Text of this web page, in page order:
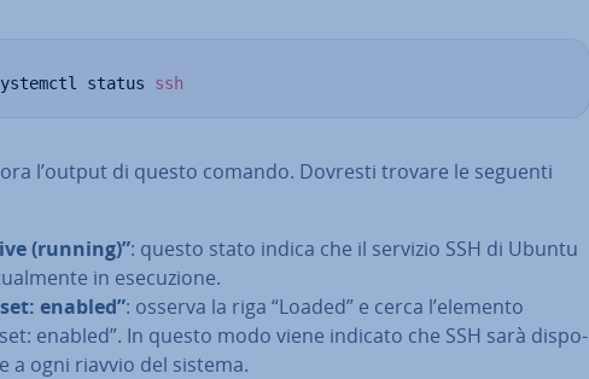
status ssh
l’output di questo comando. Dovresti trovare le seguenti
(running)”: questo stato indica che il servizio SSH di Ubuntu
in ese­cu­zio­ne.
enabled”: osserva la riga “Loaded” e cerca l’elemento
enabled”. In questo modo viene indicato che SSH sarà di­spo­
a ogni riavvio del sistema.